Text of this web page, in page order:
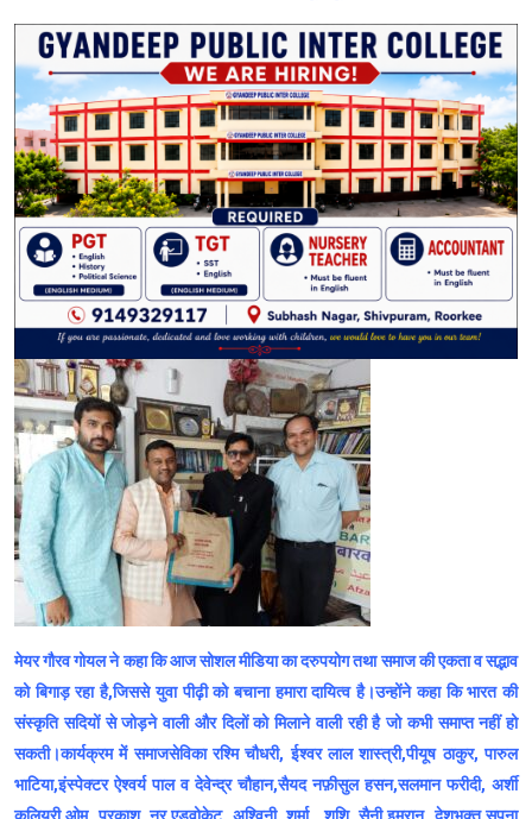
मेयर गौरव गोयल ने कहा कि आज सोशल मीडिया का दरुपयोग तथा समाज की एकता व सद्भाव
को बिगाड़ रहा है,जिससे युवा पीढ़ी को बचाना हमारा दायित्व है।उन्होंने कहा कि भारत की
संस्कृति सदियों से जोड़ने वाली और दिलों को मिलाने वाली रही है जो कभी समाप्त नहीं हो
सकती।कार्यक्रम में समाजसेविका रश्मि चौधरी, ईश्वर लाल शास्त्री,पीयूष ठाकुर, पारुल
भाटिया,इंस्पेक्टर ऐश्वर्य पाल व देवेन्द्र चौहान,सैयद नफ़ीसुल हसन,सलमान फरीदी, अर्शी